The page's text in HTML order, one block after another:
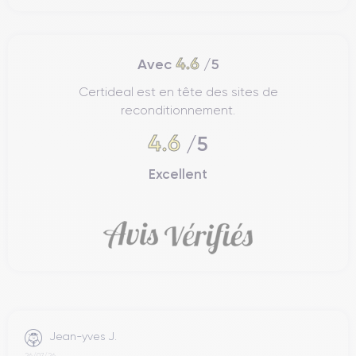
Prise en main de l'iPhone 13 Mini
La prise en main de l'iPhone 13 Mini a été améliorée par
ergonomie. Léger, l'appareil ne pèse que 140 grammes
confortable de l'iPhone 13 mini est également due à sa
rend facile à manipuler et à garder dans sa poche.
Avec 4.6/5
Certideal est en tête des sites de
reconditionnement.
4.6 /5
Excellent
Jean-yves J.